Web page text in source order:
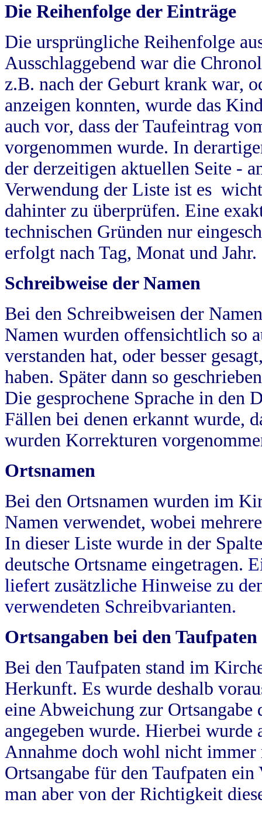
Die Reihenfolge der Einträge
Die ursprüngliche Reihenfolge
Ausschlaggebend war die
z.B. nach der Geburt krank war,
anzeigen konnten, wurde das
auch vor, dass der Taufeintrag
vorgenommen wurde. In
der derzeitigen aktuellen Seite -
Verwendung der Liste ist es
dahinter zu überprüfen. Eine
technischen Gründen nur
erfolgt nach Tag, Monat und Jahr.
Schreibweise der Namen
Bei den Schreibweisen der
Namen wurden offensichtlich so
verstanden hat, oder besser
haben. Später dann so
Die gesprochene Sprache in
Fällen bei denen erkannt wurde,
wurden Korrekturen
Ortsnamen
Bei den Ortsnamen wurden im
Namen verwendet, wobei
In dieser Liste wurde in der
deutsche Ortsname eingetragen.
liefert zusätzliche Hinweise zu
verwendeten Schreibvarianten.
Ortsangaben bei den Taufpaten
Bei den Taufpaten stand im
Herkunft. Es wurde deshalb
eine Abweichung zur
angegeben wurde. Hierbei wurde
Annahme doch wohl nicht
Ortsangabe für den Taufpaten
man aber von der Richtigkeit